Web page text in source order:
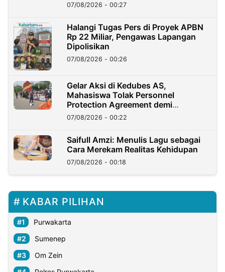
07/08/2026 - 00:27
Halangi Tugas Pers di Proyek APBN
Rp 22 Miliar, Pengawas Lapangan
Dipolisikan
07/08/2026 - 00:26
Gelar Aksi di Kedubes AS,
Mahasiswa Tolak Personnel
Protection Agreement demi
Kedaulatan Negara
07/08/2026 - 00:22
Saifull Amzi: Menulis Lagu sebagai
Cara Merekam Realitas Kehidupan
07/08/2026 - 00:18
KABAR PILIHAN
Purwakarta
Sumenep
Om Zein